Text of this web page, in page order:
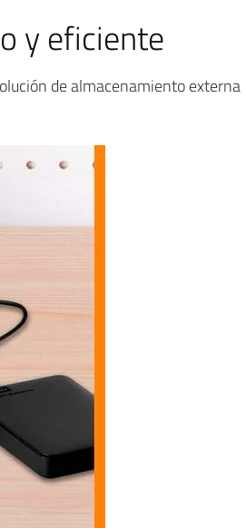
y eficiente
de almacenamiento externa